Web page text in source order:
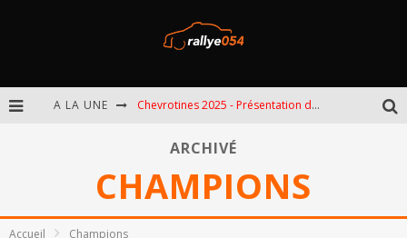
A LA UNE Chevrotines 2025 - Présentation de l'épreuve
Omloop 2025 - Présentation de l'épreuve
Spa 2025 - Présentation de l'épreuve
ARCHIVÉ
CHAMPIONS
Accueil Champions